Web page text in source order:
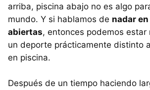
arriba, piscina abajo no es algo
mundo. Y si hablamos de nadar
abiertas, entonces podemos estar
un deporte prácticamente distinto
en piscina.
Después de un tiempo haciendo